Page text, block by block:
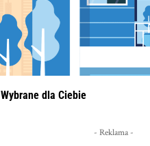
Wybrane dla Ciebie
- Reklama -